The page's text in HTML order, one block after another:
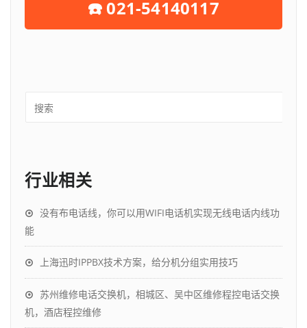
☎️ 021-54140117
行业相关
没有布电话线，你可以用WIFI电话机实现无线电话内线功
能
上海迅时IPPBX技术方案，给分机分组实用技巧
苏州维修电话交换机，相城区、吴中区维修程控电话交换
机，酒店程控维修